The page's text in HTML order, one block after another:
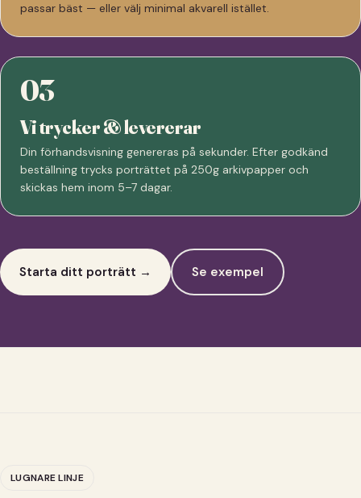
passar bäst — eller välj minimal akvarell istället.
03
Vi trycker & levererar
Din förhandsvisning genereras på sekunder. Efter godkänd
beställning trycks porträttet på 250g arkivpapper och
skickas hem inom 5–7 dagar.
Starta ditt porträtt → Se exempel
LUGNARE LINJE